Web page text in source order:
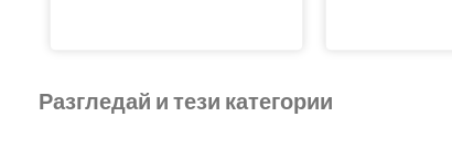
Разгледай и тези категории